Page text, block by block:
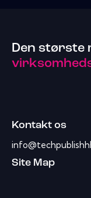
Den største
Kontakt os
Site Map